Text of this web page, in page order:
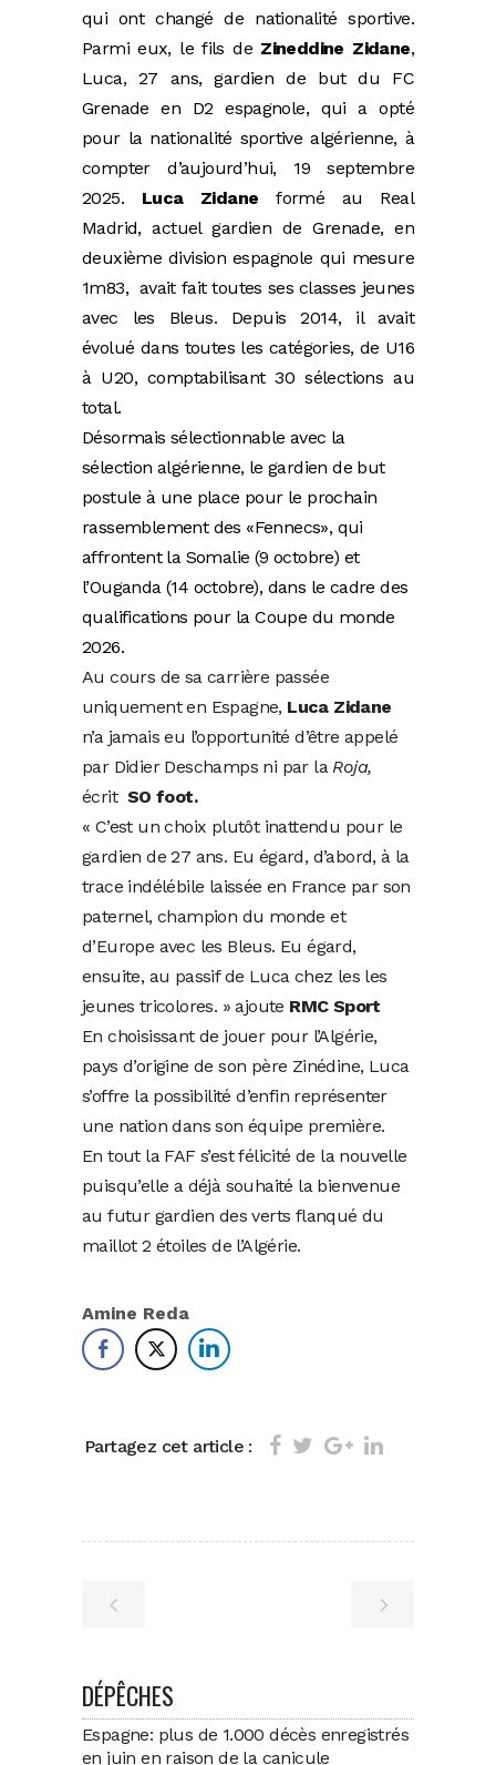
qui ont changé de nationalité sportive.
Parmi eux, le fils de Zineddine Zidane,
Luca, 27 ans, gardien de but du FC
Grenade en D2 espagnole, qui a opté
pour la nationalité sportive algérienne, à
compter d’aujourd’hui, 19 septembre
2025. Luca Zidane formé au Real
Madrid, actuel gardien de Grenade, en
deuxième division espagnole qui mesure
1m83, avait fait toutes ses classes jeunes
avec les Bleus. Depuis 2014, il avait
évolué dans toutes les catégories, de U16
à U20, comptabilisant 30 sélections au
total.
Désormais sélectionnable avec la
sélection algérienne, le gardien de but
postule à une place pour le prochain
rassemblement des «Fennecs», qui
affrontent la Somalie (9 octobre) et
l’Ouganda (14 octobre), dans le cadre des
qualifications pour la Coupe du monde
2026.
Au cours de sa carrière passée
uniquement en Espagne, Luca Zidane
n’a jamais eu l’opportunité d’être appelé
par Didier Deschamps ni par la Roja,
écrit SO foot.
« C’est un choix plutôt inattendu pour le
gardien de 27 ans. Eu égard, d’abord, à la
trace indélébile laissée en France par son
paternel, champion du monde et
d’Europe avec les Bleus. Eu égard,
ensuite, au passif de Luca chez les les
jeunes tricolores. » ajoute RMC Sport
En choisissant de jouer pour l’Algérie,
pays d’origine de son père Zinédine, Luca
s’offre la possibilité d’enfin représenter
une nation dans son équipe première.
En tout la FAF s’est félicité de la nouvelle
puisqu’elle a déjà souhaité la bienvenue
au futur gardien des verts flanqué du
maillot 2 étoiles de l’Algérie.
Amine Reda
Partagez cet article :
DÉPÊCHES
Espagne: plus de 1.000 décès enregistrés
en juin en raison de la canicule